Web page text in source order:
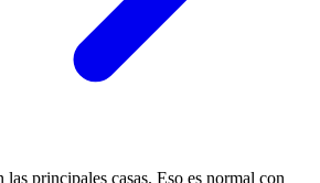
las principales casas. Eso es normal con